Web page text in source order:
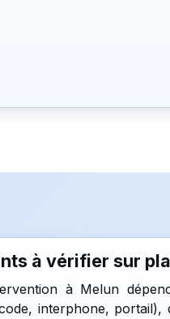
à vérifier sur
à Melun
interphone,